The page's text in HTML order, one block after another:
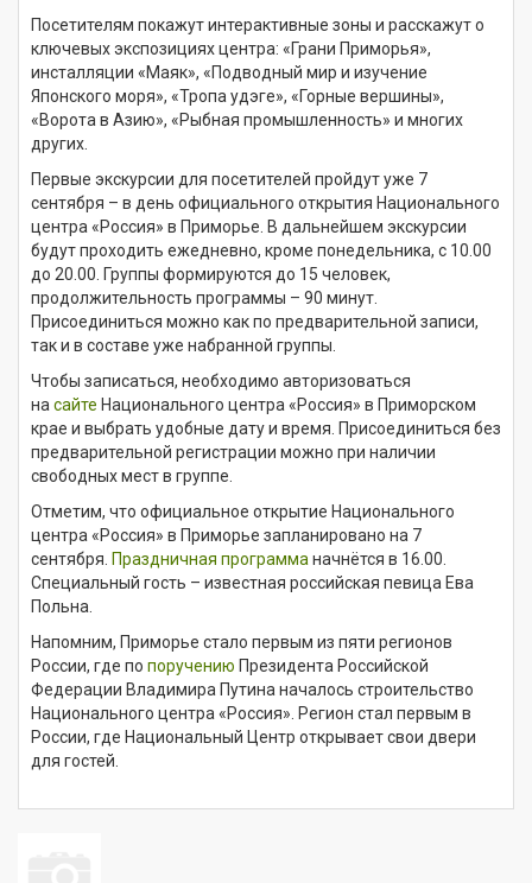
Посетителям покажут интерактивные зоны и расскажут о
ключевых экспозициях центра: «Грани Приморья»,
инсталляции «Маяк», «Подводный мир и изучение
Японского моря», «Тропа удэге», «Горные вершины»,
«Ворота в Азию», «Рыбная промышленность» и многих
других.
Первые экскурсии для посетителей пройдут уже 7
сентября – в день официального открытия Национального
центра «Россия» в Приморье. В дальнейшем экскурсии
будут проходить ежедневно, кроме понедельника, с 10.00
до 20.00. Группы формируются до 15 человек,
продолжительность программы – 90 минут.
Присоединиться можно как по предварительной записи,
так и в составе уже набранной группы.
Чтобы записаться, необходимо авторизоваться
на сайте Национального центра «Россия» в Приморском
крае и выбрать удобные дату и время. Присоединиться без
предварительной регистрации можно при наличии
свободных мест в группе.
Отметим, что официальное открытие Национального
центра «Россия» в Приморье запланировано на 7
сентября. Праздничная программа начнётся в 16.00.
Специальный гость – известная российская певица Ева
Польна.
Напомним, Приморье стало первым из пяти регионов
России, где по поручению Президента Российской
Федерации Владимира Путина началось строительство
Национального центра «Россия». Регион стал первым в
России, где Национальный Центр открывает свои двери
для гостей.